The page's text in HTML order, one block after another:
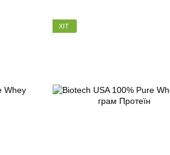
ХІТ